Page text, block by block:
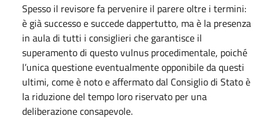
Spesso il revisore fa pervenire il parere oltre i termini:
è già successo e succede dappertutto, ma è la presenza
in aula di tutti i consiglieri che garantisce il
superamento di questo vulnus procedimentale, poiché
l’unica questione eventualmente opponibile da questi
ultimi, come è noto e affermato dal Consiglio di Stato è
la riduzione del tempo loro riservato per una
deliberazione consapevole.